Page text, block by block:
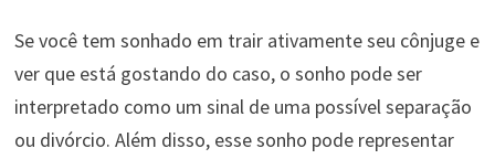
Se você tem sonhado em trair ativamente seu cônjuge e
ver que está gostando do caso, o sonho pode ser
interpretado como um sinal de uma possível separação
ou divórcio. Além disso, esse sonho pode representar